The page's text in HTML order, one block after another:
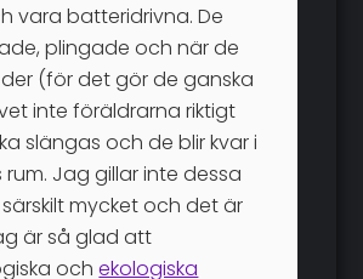
vara batteridrivna. De
plingade och när de
(för det gör de ganska
inte föräldrarna riktigt
slängas och de blir kvar i
Jag gillar inte dessa
särskilt mycket och det är
är så glad att
ochekologiska